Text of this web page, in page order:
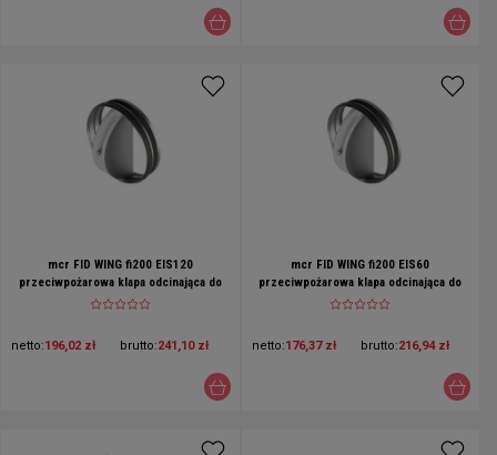
mcr FID WING fi200 EIS120
przeciwpożarowa klapa odcinająca do
systemów wetylacji bytowej
netto:196,02 zł brutto:241,10 zł
mcr FID WING fi200 EIS60
przeciwpożarowa klapa odcinająca do
systemów wetylacji bytowej
netto:176,37 zł brutto:216,94 zł